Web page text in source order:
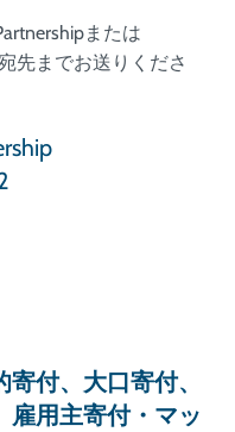
または
先までお送りくださ
付、大口寄付、
雇用主寄付・マッ